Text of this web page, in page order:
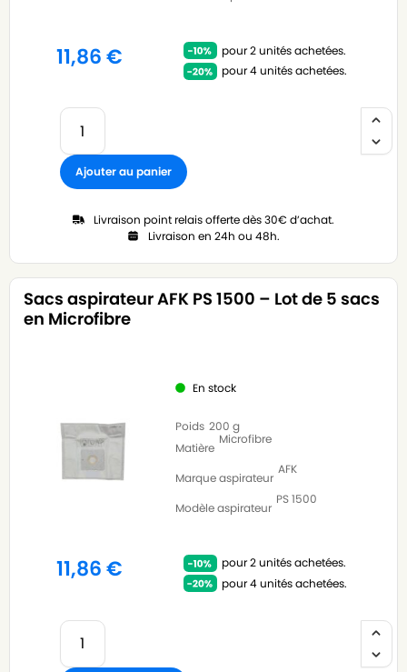
11,86€
pour 2 unités achetées.
pour 4 unités achetées.
Ajouter au panier
Livraison point relais offerte dès 30€ d’achat.
Livraison en 24h ou 48h.
Sacs aspirateur AFK PS 1500 – Lot de 5 sacs
en Microfibre
En stock
Poids 200 g
Matière
Microfibre
Marque aspirateur
AFK
Modèle aspirateur
PS 1500
11,86€
pour 2 unités achetées.
pour 4 unités achetées.